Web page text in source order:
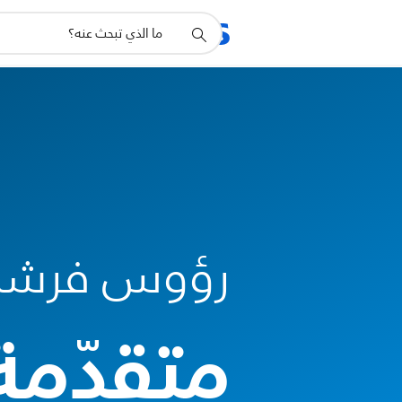
أيقونة
دعم
رؤوس